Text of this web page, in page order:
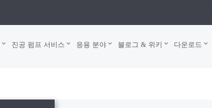
진공 펌프 서비스 응용 분야 블로그 & 위키 다운로드